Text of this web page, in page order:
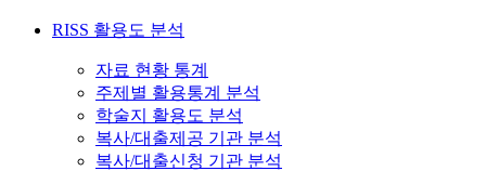
RISS 활용도 분석
자료 현황 통계
주제별 활용통계 분석
학술지 활용도 분석
복사/대출제공 기관 분석
복사/대출신청 기관 분석